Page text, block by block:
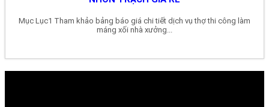
Mục Lục1 Tham khảo bảng báo giá chi tiết dịch vụ thợ thi công làm
máng xối nhà xưởng...